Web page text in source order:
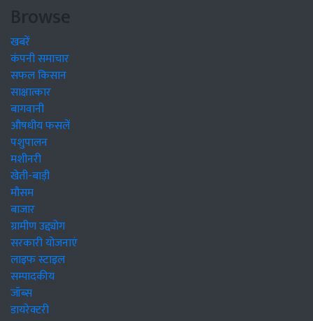
Browse
खबरें
कंपनी समाचार
सफल किसान
साक्षात्कार
बागवानी
औषधीय फसलें
पशुपालन
मशीनरी
खेती-बाड़ी
मौसम
बाजार
ग्रामीण उद्द्योग
सरकारी योजनाएं
लाइफ स्टाइल
सम्पादकीय
जॉब्स
डायरेक्टरी